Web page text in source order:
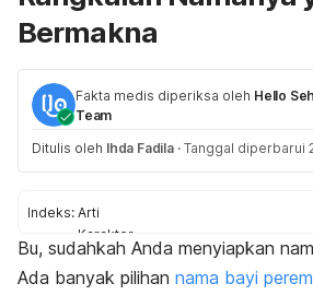
Bermakna
Fakta medis diperiksa oleh Hello
Team
Ditulis oleh Ihda Fadila · Tanggal diperbarui
Indeks: Arti
Karakter
Rangkaian nama
Bu, sudahkah Anda menyiapkan
Ada banyak pilihan nama bayi